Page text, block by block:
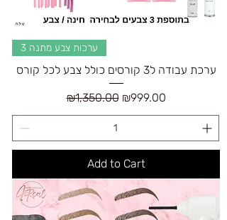
3 ערכות צבע מתנה
ערכת עבודה ל3 קורסים כולל צבע לכל קורס
Regular Price
₪1,350.00 Sale Price
₪999.00
Add to Cart